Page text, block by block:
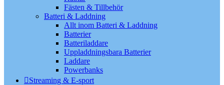
Fästen & Tillbehör
Batteri & Laddning
Allt inom Batteri & Laddning
Batterier
Batteriladdare
Uppladdningsbara Batterier
Laddare
Powerbanks
Streaming & E-sport